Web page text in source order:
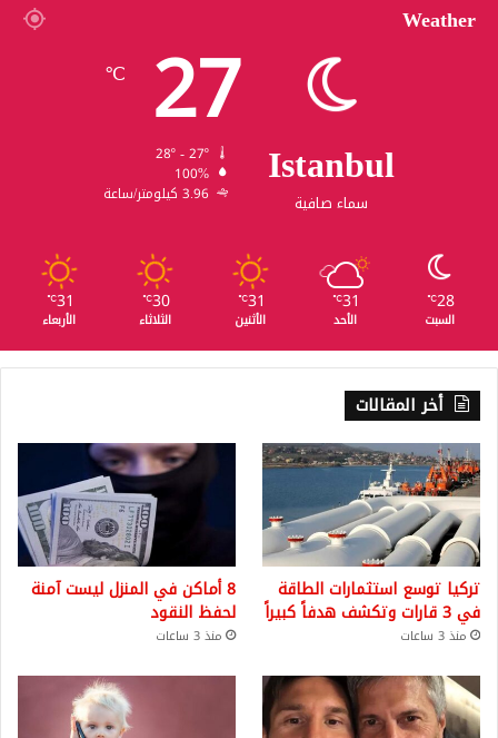
Weather
Istanbul
سماء صافية
27
℃
100%
3.96 كيلومتر/ساعة
28
℃
السبت
31
℃
الأحد
31
℃
الأثنين
30
℃
الثلاثاء
31
℃
الأربعاء
أخر المقالات
تركيا توسع استثمارات الطاقة
في 3 قارات وتكشف هدفاً كبيراً
منذ 3 ساعات
8 أماكن في المنزل ليست آمنة
لحفظ النقود
منذ 3 ساعات